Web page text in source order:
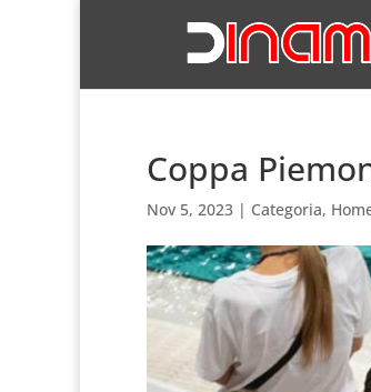
Coppa
Nov 5, 2023 | Categoria,